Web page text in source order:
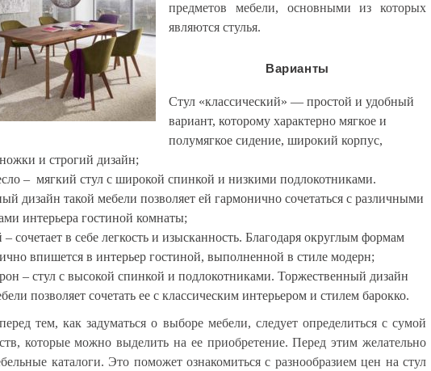
предметов мебели, основными из которых
являются стулья.
Варианты
Стул «классический» — простой и удобный
вариант, которому характерно мягкое и
полумягкое сидение, широкий корпус,
и строгий дизайн;
– мягкий стул с широкой спинкой и низкими подлокотниками.
дизайн такой мебели позволяет ей гармонично сочетаться с различными
интерьера гостиной комнаты;
сочетает в себе легкость и изысканность. Благодаря округлым формам
впишется в интерьер гостиной, выполненной в стиле модерн;
– стул с высокой спинкой и подлокотниками. Торжественный дизайн
позволяет сочетать ее с классическим интерьером и стилем барокко.
тем, как задуматься о выборе мебели, следует определиться с сумой
которые можно выделить на ее приобретение. Перед этим желательно
каталоги. Это поможет ознакомиться с разнообразием цен на стул